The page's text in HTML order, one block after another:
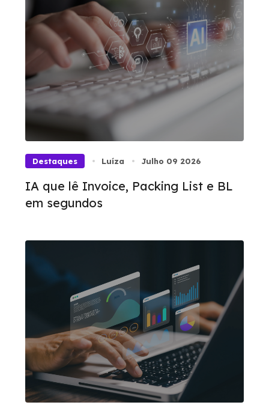
Destaques Luíza Julho 09 2026
IA que lê Invoice, Packing List e BL
em segundos